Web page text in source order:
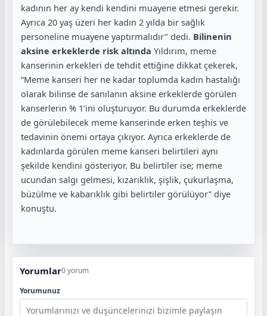
kadının her ay kendi kendini muayene etmesi gerekir.
Ayrıca 20 yaş üzeri her kadın 2 yılda bir sağlık
personeline muayene yaptırmalıdır’’ dedi. Bilinenin
aksine erkeklerde risk altında Yıldırım, meme
kanserinin erkekleri de tehdit ettiğine dikkat çekerek,
“Meme kanseri her ne kadar toplumda kadın hastalığı
olarak bilinse de sanılanın aksine erkeklerde görülen
kanserlerin % 1’ini oluşturuyor. Bu durumda erkeklerde
de görülebilecek meme kanserinde erken teşhis ve
tedavinin önemi ortaya çıkıyor. Ayrıca erkeklerde de
kadınlarda görülen meme kanseri belirtileri aynı
şekilde kendini gösteriyor. Bu belirtiler ise; meme
ucundan salgı gelmesi, kızarıklık, şişlik, çukurlaşma,
büzülme ve kabarıklık gibi belirtiler görülüyor” diye
konuştu.
Yorumlar0 yorum
Yorumunuz